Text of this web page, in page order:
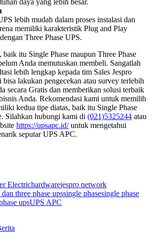
daya yang lebih besar.
lebih mudah dalam proses instalasi dan
memiliki karakteristik Plug and Play
Three Phase UPS.
itu Single Phase maupun Three Phase
Anda memutuskan membeli. Sangatlah
lebih lengkap kepada tim Sales Jespro
lakukan pengecekan atau survey terlebih
secara Gratis dan memberikan solusi terbaik
Anda. Rekomendasi kami untuk memilih
kedua tipe diatas, baik itu Single Phase
Silahkan hubungi kami di (021)5325244 atau
https://upsapc.id/untuk mengetahui
seputar UPS APC.
Electrichardwarejespro network
three phase upssingle phasesingle phase
upsUPS APC